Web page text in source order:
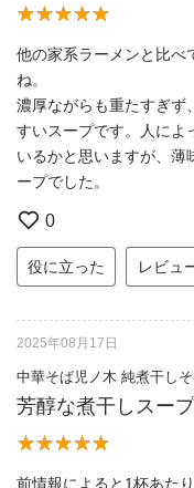
他の家系ラーメンと比べ
ね。
濃厚ながらも重たすぎず
すいスープです。人によ
いるかと思いますが、薄
ープでした。
0
役に立った レビュ
2025年08月17日
中華そば児ノ木 純煮干し
芳醇な煮干しスー
前情報によると1杯あた